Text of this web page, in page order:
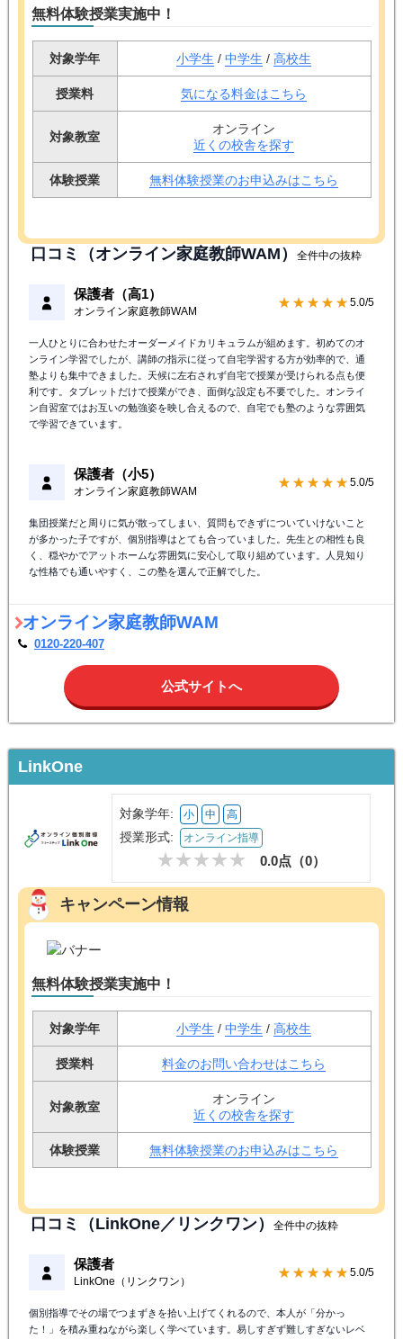
無料体験授業実施中！
対象学年 小学生 / 中学生 / 高校生
授業料 気になる料金はこちら
対象教室
オンライン
近くの校舎を探す
体験授業 無料体験授業のお申込みはこちら
口コミ（オンライン家庭教師WAM） 全件中の抜粋
保護者（高1）
オンライン家庭教師WAM
★★★★★ 5.0/5
一人ひとりに合わせたオーダーメイドカリキュラムが組めます。初めてのオ
ンライン学習でしたが、講師の指示に従って自宅学習する方が効率的で、通
塾よりも集中できました。天候に左右されず自宅で授業が受けられる点も便
利です。タブレットだけで授業ができ、面倒な設定も不要でした。オンライ
ン自習室ではお互いの勉強姿を映し合えるので、自宅でも塾のような雰囲気
で学習できています。
保護者（小5）
オンライン家庭教師WAM
★★★★★ 5.0/5
集団授業だと周りに気が散ってしまい、質問もできずについていけないこと
が多かった子ですが、個別指導はとても合っていました。先生との相性も良
く、穏やかでアットホームな雰囲気に安心して取り組めています。人見知り
な性格でも通いやすく、この塾を選んで正解でした。
オンライン家庭教師WAM
0120-220-407
公式サイトへ
LinkOne
対象学年: 小 中 高
授業形式: オンライン指導
0.0点（0）
キャンペーン情報
無料体験授業実施中！
対象学年 小学生 / 中学生 / 高校生
授業料 料金のお問い合わせはこちら
対象教室
オンライン
近くの校舎を探す
体験授業 無料体験授業のお申込みはこちら
口コミ（LinkOne／リンクワン） 全件中の抜粋
保護者
LinkOne（リンクワン）
★★★★★ 5.0/5
個別指導でその場でつまずきを拾い上げてくれるので、本人が「分かっ
た！」を積み重ねながら楽しく学べています。易しすぎず難しすぎないレベ